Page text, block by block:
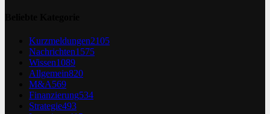
Kurzmeldungen2105
Nachrichten1575
Wissen1089
Allgemein820
M&A569
Finanzierung534
Strategie493